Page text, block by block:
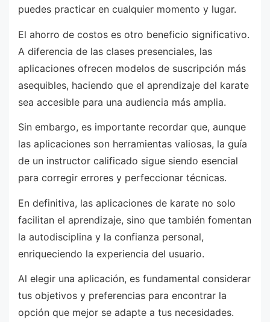
puedes practicar en cualquier momento y lugar.
El ahorro de costos es otro beneficio significativo.
A diferencia de las clases presenciales, las
aplicaciones ofrecen modelos de suscripción más
asequibles, haciendo que el aprendizaje del karate
sea accesible para una audiencia más amplia.
Sin embargo, es importante recordar que, aunque
las aplicaciones son herramientas valiosas, la guía
de un instructor calificado sigue siendo esencial
para corregir errores y perfeccionar técnicas.
En definitiva, las aplicaciones de karate no solo
facilitan el aprendizaje, sino que también fomentan
la autodisciplina y la confianza personal,
enriqueciendo la experiencia del usuario.
Al elegir una aplicación, es fundamental considerar
tus objetivos y preferencias para encontrar la
opción que mejor se adapte a tus necesidades.